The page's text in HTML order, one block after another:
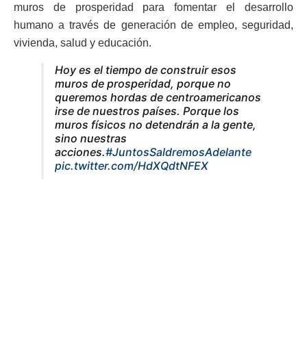
muros de prosperidad para fomentar el desarrollo
humano a través de generación de empleo, seguridad,
vivienda, salud y educación.
Hoy es el tiempo de construir esos
muros de prosperidad, porque no
queremos hordas de centroamericanos
irse de nuestros países. Porque los
muros físicos no detendrán a la gente,
sino nuestras
acciones.#JuntosSaldremosAdelante
pic.twitter.com/HdXQdtNFEX